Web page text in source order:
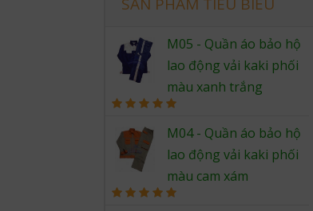
M05 - Quần áo bảo hộ
lao động vải kaki phối
màu xanh trắng
out of 5
M04 - Quần áo bảo hộ
lao động vải kaki phối
màu cam xám